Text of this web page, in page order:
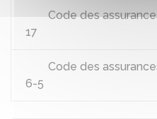
Code des
17
Code des
6-5